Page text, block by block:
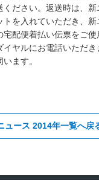
ください。返送時は、
トを入れていただき、
宅配便着払い伝票をご
イヤルにお電話いただ
ます。
ュース 2014年一覧へ戻